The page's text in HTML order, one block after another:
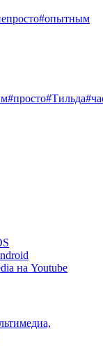
#опытным
#просто#Тильда
на Youtube